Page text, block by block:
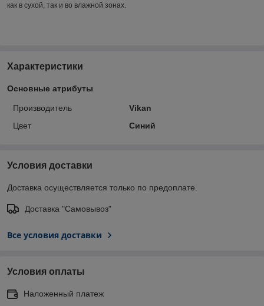
как в сухой, так и во влажной зонах.
Характеристики
Основные атрибуты
Производитель
Vikan
Цвет
Синий
Условия доставки
Доставка осуществляется только по предоплате.
Доставка "Самовывоз"
Все условия доставки
Условия оплаты
Наложенный платеж